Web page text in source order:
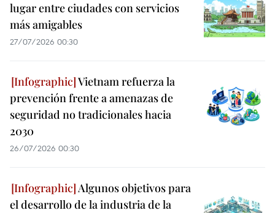
lugar entre ciudades con servicios
más amigables
27/07/2026 00:30
Vietnam refuerza la
prevención frente a amenazas de
seguridad no tradicionales hacia
2030
26/07/2026 00:30
Algunos objetivos para
el desarrollo de la industria de la